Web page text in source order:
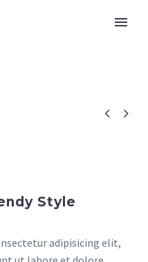
 
Style
adipisicing elit,